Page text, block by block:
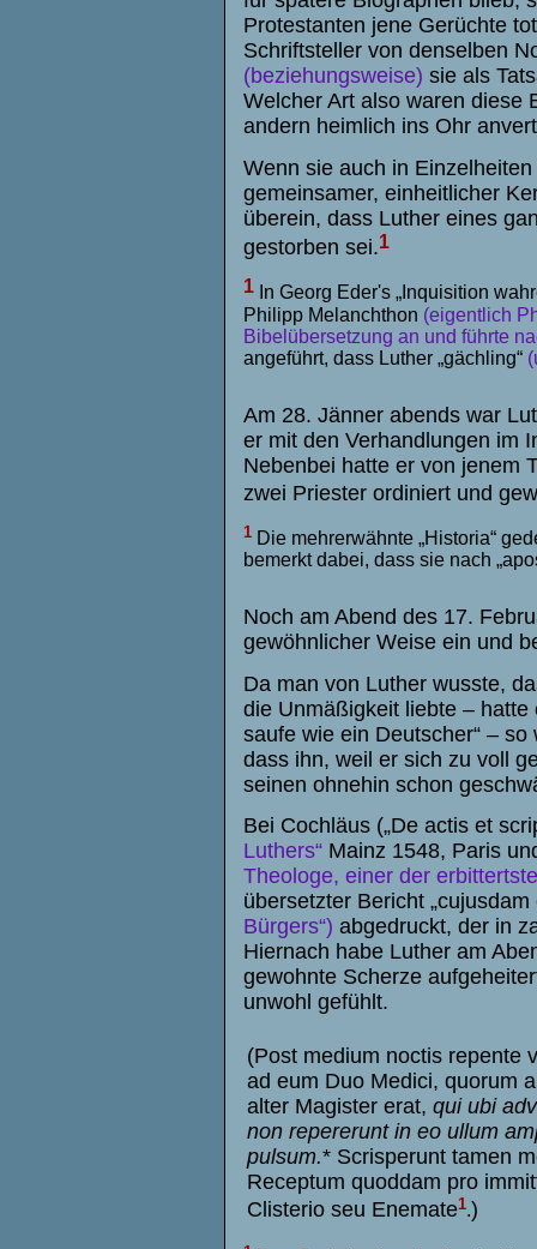
Protestanten jene Gerüchte
Schriftsteller von denselben
(beziehungsweise) sie als
Welcher Art also waren diese
andern heimlich ins Ohr
Wenn sie auch in
gemeinsamer, einheitlicher
überein, dass Luther eines
gestorben sei.1
1 In Georg Eder's „Inquisition
Philipp Melanchthon (eigentlich
Bibelübersetzung an und führte
angeführt, dass Luther „gächling“
Am 28. Jänner abends war
er mit den Verhandlungen im
Nebenbei hatte er von jenem
zwei Priester ordiniert und
1 Die mehrerwähnte „Historia“
bemerkt dabei, dass sie nach
Noch am Abend des 17.
gewöhnlicher Weise ein und
Da man von Luther wusste,
die Unmäßigkeit liebte – hatte
saufe wie ein Deutscher“ –
dass ihn, weil er sich zu voll
seinen ohnehin schon
Bei Cochläus („De actis et
Luthers“ Mainz 1548, Paris
Theologe, einer der
übersetzter Bericht
Bürgers“) abgedruckt, der in
Hiernach habe Luther am
gewohnte Scherze
unwohl gefühlt.
(Post medium noctis repente
ad eum Duo Medici, quorum
alter Magister erat, qui ubi
non repererunt in eo ullum
pulsum.* Scrisperunt tamen
Receptum quoddam pro
Clisterio seu Enemate1.)